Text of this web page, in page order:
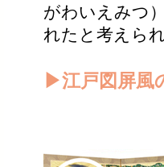
がわいえみつ
れたと考えら
▶江戸図屏風